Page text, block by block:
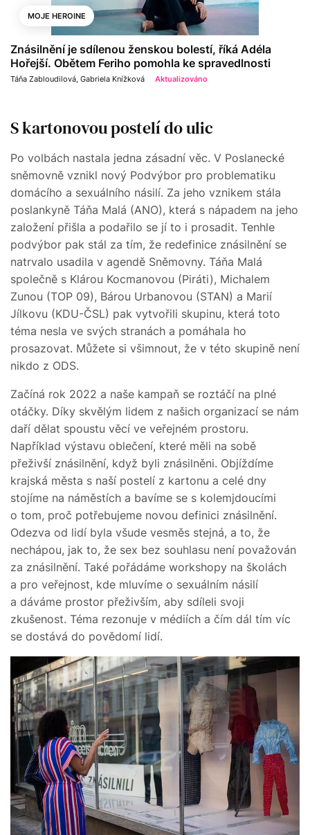
MOJE HEROINE
Znásilnění je sdílenou ženskou bolestí, říká Adéla
Hořejší. Obětem Feriho pomohla ke spravedlnosti
Táňa Zabloudilová Gabriela Knížková Aktualizováno
S kartonovou postelí do ulic
Po volbách nastala jedna zásadní věc. V Poslanecké
sněmovně vznikl nový Podvýbor pro problematiku
domácího a sexuálního násilí. Za jeho vznikem stála
poslankyně Táňa Malá (ANO), která s nápadem na jeho
založení přišla a podařilo se jí to i prosadit. Tenhle
podvýbor pak stál za tím, že redefinice znásilnění se
natrvalo usadila v agendě Sněmovny. Táňa Malá
společně s Klárou Kocmanovou (Piráti), Michalem
Zunou (TOP 09), Bárou Urbanovou (STAN) a Marií
Jílkovu (KDU-ČSL) pak vytvořili skupinu, která toto
téma nesla ve svých stranách a pomáhala ho
prosazovat. Můžete si všimnout, že v této skupině není
nikdo z ODS.
Začíná rok 2022 a naše kampaň se roztáčí na plné
otáčky. Díky skvělým lidem z našich organizací se nám
daří dělat spoustu věcí ve veřejném prostoru.
Například výstavu oblečení, které měli na sobě
přeživší znásilnění, když byli znásilněni. Objíždíme
krajská města s naší postelí z kartonu a celé dny
stojíme na náměstích a bavíme se s kolemjdoucími
o tom, proč potřebujeme novou definici znásilnění.
Odezva od lidí byla všude vesměs stejná, a to, že
nechápou, jak to, že sex bez souhlasu není považován
za znásilnění. Také pořádáme workshopy na školách
a pro veřejnost, kde mluvíme o sexuálním násilí
a dáváme prostor přeživším, aby sdíleli svoji
zkušenost. Téma rezonuje v médiích a čím dál tím víc
se dostává do povědomí lidí.